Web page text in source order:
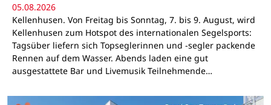
05.08.2026
Kellenhusen. Von Freitag bis Sonntag, 7. bis 9. August, wird
Kellenhusen zum Hotspot des internationalen Segelsports:
Tagsüber liefern sich Topseglerinnen und -segler packende
Rennen auf dem Wasser. Abends laden eine gut
ausgestattete Bar und Livemusik Teilnehmende…